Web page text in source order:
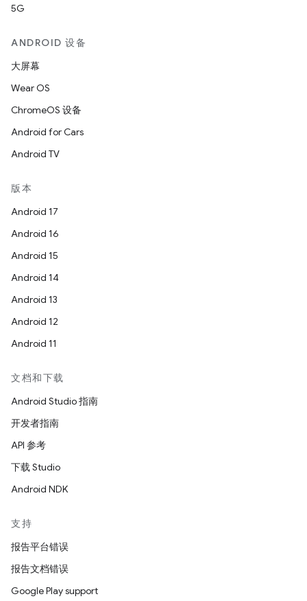
5G
ANDROID 设备
大屏幕
Wear OS
ChromeOS 设备
Android for Cars
Android TV
版本
Android 17
Android 16
Android 15
Android 14
Android 13
Android 12
Android 11
文档和下载
Android Studio 指南
开发者指南
API 参考
下载 Studio
Android NDK
支持
报告平台错误
报告文档错误
Google Play support